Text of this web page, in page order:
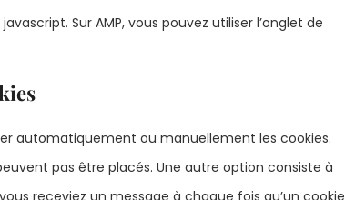
Sur AMP, vous pouvez utiliser l’onglet de
automatiquement ou manuellement les cookies.
pas être placés. Une autre option consiste à
receviez un message à chaque fois qu’un cookie